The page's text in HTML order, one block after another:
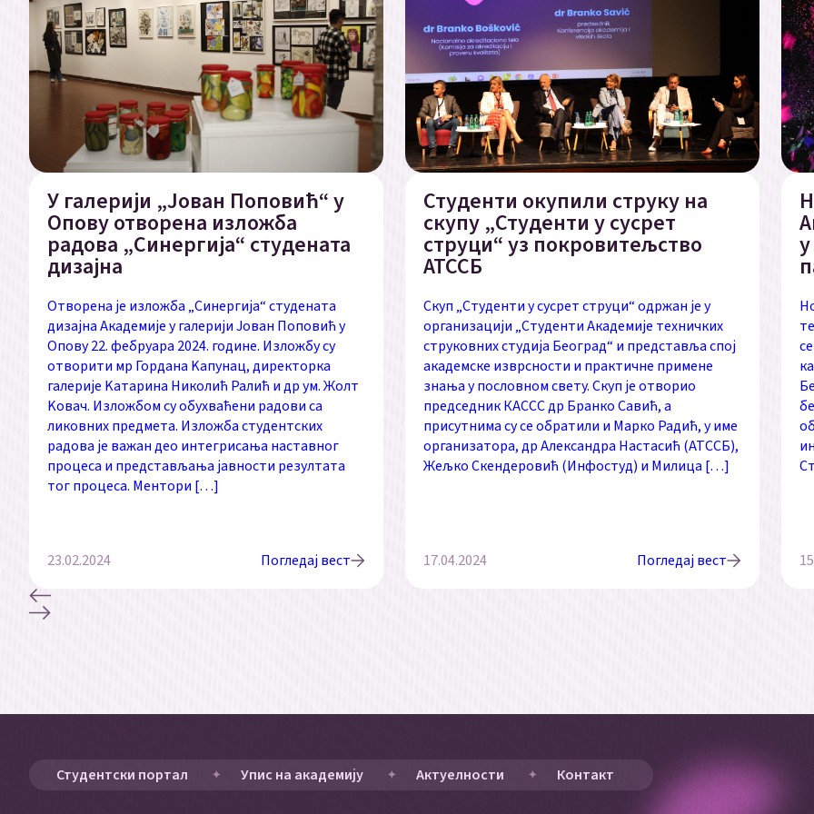
У галерији „Јован Поповић“ у
Опову отворена изложба
радова „Синергија“ студената
дизајна
Отворена је изложба „Синергија“ студената
дизајна Академије у галерији Јован Поповић у
Опову 22. фебруара 2024. године. Изложбу су
отворити мр Гордана Kапунац, директорка
галерије Kатарина Николић Ралић и др ум. Жолт
Kовач. Изложбом су обухваћени радови са
ликовних предмета. Изложба студентских
радова је важан део интегрисања наставног
процеса и представљања јавности резултата
тог процеса. Ментори […]
23.02.2024 Погледај вест
Студенти окупили струку на
скупу „Студенти у сусрет
струци“ уз покровитељство
АТССБ
Скуп „Студенти у сусрет струци“ одржан је у
организацији „Студенти Академије техничких
струковних студија Београд“ и представља спој
академске изврсности и практичне примене
знања у пословном свету. Скуп је отворио
председник КАССС др Бранко Савић, а
присутнима су се обратили и Марко Радић, у име
организатора, др Александра Настасић (АТССБ),
Жељко Скендеровић (Инфостуд) и Милица […]
17.04.2024 Погледај вест
Студентски портал Упис на академију Актуелности Контакт